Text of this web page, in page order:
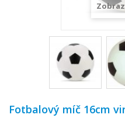
Fotbalový míč 16cm